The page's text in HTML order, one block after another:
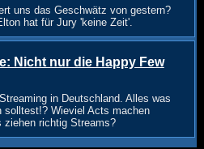
uns das Geschwätz von gestern?
hat für Jury 'keine Zeit'.
Nicht nur die Happy Few
in Deutschland. Alles was
solltest!? Wieviel Acts machen
ziehen richtig Streams?